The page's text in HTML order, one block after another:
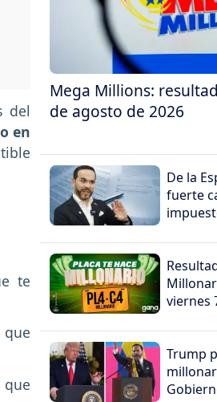
del
en
te
Mega Millions:
de agosto de 2026
De la
fuerte
viernes
Trump